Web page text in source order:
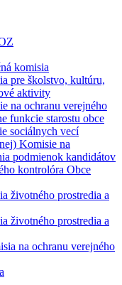
komisia
pre školstvo, kultúru,
aktivity
na ochranu verejného
funkcie starostu obce
sociálnych vecí
Komisie na
podmienok kandidátov
kontrolóra Obce
životného prostredia a
životného prostredia a
na ochranu verejného